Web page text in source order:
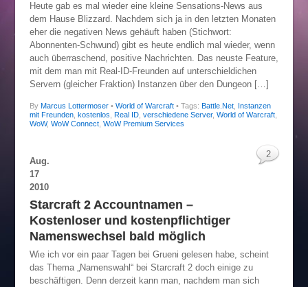
Heute gab es mal wieder eine kleine Sensations-News aus
dem Hause Blizzard. Nachdem sich ja in den letzten Monaten
eher die negativen News gehäuft haben (Stichwort:
Abonnenten-Schwund) gibt es heute endlich mal wieder, wenn
auch überraschend, positive Nachrichten. Das neuste Feature,
mit dem man mit Real-ID-Freunden auf unterschieldichen
Servern (gleicher Fraktion) Instanzen über den Dungeon […]
By Marcus Lottermoser• World of Warcraft • Tags: Battle.Net, Instanzen
mit Freunden, kostenlos Real ID, verschiedene Server, World of Warcraft,
WoW, WoW Connect, WoW Premium Services
Aug.
17
2010
Starcraft 2 Accountnamen –
Kostenloser und kostenpflichtiger
Namenswechsel bald möglich
Wie ich vor ein paar Tagen bei Grueni gelesen habe, scheint
das Thema „Namenswahl“ bei Starcraft 2 doch einige zu
beschäftigen. Denn derzeit kann man, nachdem man sich
2